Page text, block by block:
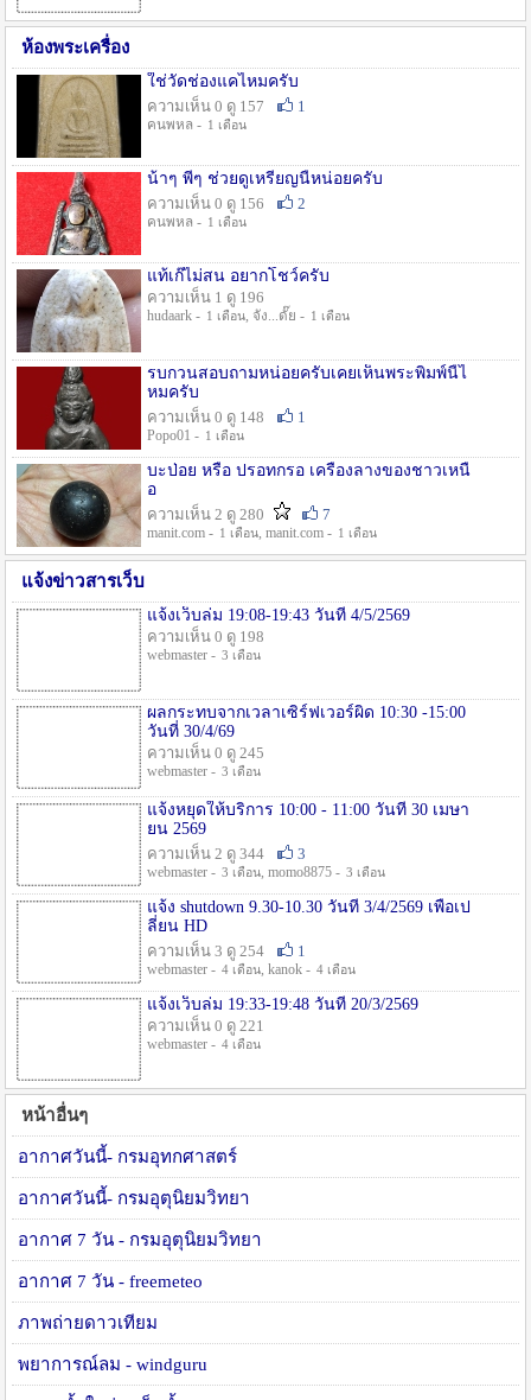
ห้องพระเครื่อง
ใช่วัดช่องแคไหมครับ
ความเห็น 0 ดู 157
1
คนพหล - 1 เดือน
น้าๆ พี่ๆ ช่วยดูเหรียญนี้หน่อยครับ
ความเห็น 0 ดู 156
2
คนพหล - 1 เดือน
แท้เก๊ไม่สน อยากโชว์ครับ
ความเห็น 1 ดู 196
hudaark - 1 เดือน, จัง...ดั๊ย - 1 เดือน
รบกวนสอบถามหน่อยครับเคยเห็นพระพิมพ์นี้ไ
หมครับ
ความเห็น 0 ดู 148
1
Popo01 - 1 เดือน
บะป่อย หรือ ปรอทกรอ เครื่องลางของชาวเหนื
อ
ความเห็น 2 ดู 280
7
manit.com - 1 เดือน, manit.com - 1 เดือน
แจ้งข่าวสารเว็บ
แจ้งเว็บล่ม 19:08-19:43 วันที่ 4/5/2569
ความเห็น 0 ดู 198
webmaster - 3 เดือน
ผลกระทบจากเวลาเซิร์ฟเวอร์ผิด 10:30 -15:00
วันที่ 30/4/69
ความเห็น 0 ดู 245
webmaster - 3 เดือน
แจ้งหยุดให้บริการ 10:00 - 11:00 วันที่ 30 เมษา
ยน 2569
ความเห็น 2 ดู 344
3
webmaster - 3 เดือน, momo8875 - 3 เดือน
แจ้ง shutdown 9.30-10.30 วันที่ 3/4/2569 เพื่อเป
ลี่ยน HD
ความเห็น 3 ดู 254
1
webmaster - 4 เดือน, kanok - 4 เดือน
แจ้งเว็บล่ม 19:33-19:48 วันที่ 20/3/2569
ความเห็น 0 ดู 221
webmaster - 4 เดือน
หน้าอื่นๆ
อากาศวันนี้- กรมอุทกศาสตร์
อากาศวันนี้- กรมอุตุนิยมวิทยา
อากาศ 7 วัน - กรมอุตุนิยมวิทยา
อากาศ 7 วัน - freemeteo
ภาพถ่ายดาวเทียม
พยาการณ์ลม - windguru